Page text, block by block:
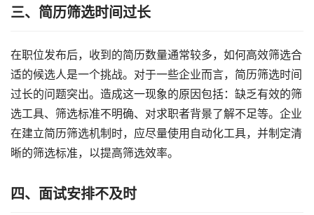
三、 简历筛选时间过长
在职位发布后，收到的简历数量通常较多，如何高效筛选合
适的候选人是一个挑战。对于一些企业而言，简历筛选时间
过长的问题突出。造成这一现象的原因包括：缺乏有效的筛
选工具、筛选标准不明确、对求职者背景了解不足等。企业
在建立简历筛选机制时，应尽量使用自动化工具，并制定清
晰的筛选标准，以提高筛选效率。
四、 面试安排不及时